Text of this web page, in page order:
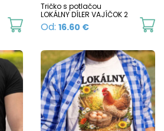
This
has
multiple
variants.
options
Tričko s potlačou
LOKÁLNY DÍLER VAJÍČOK 2
Od: 16.60 €